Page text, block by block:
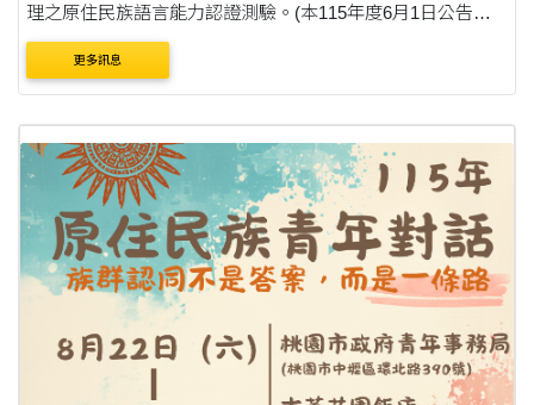
理之原住民族語言能力認證測驗。(本115年度6月1日公告並
寄發之認證合格證書) (3)所有縣民。 二、線上申請期限：自
即日起至115年12月31日止。 三、....
更多訊息